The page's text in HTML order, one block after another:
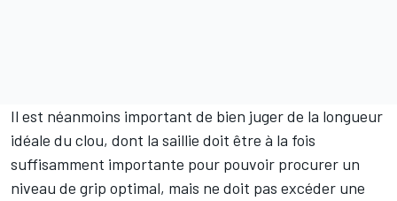
Il est néanmoins important de bien juger de la longueur
idéale du clou, dont la saillie doit être à la fois
suffisamment importante pour pouvoir procurer un
niveau de grip optimal, mais ne doit pas excéder une